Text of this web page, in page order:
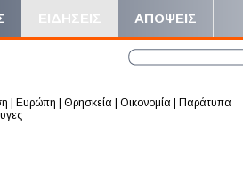
ΕΙΔΗΣΕΙΣ ΑΠΟΨΕΙΣ
Ευρώπη Θρησκεία Οικονομία
Παράτυπα